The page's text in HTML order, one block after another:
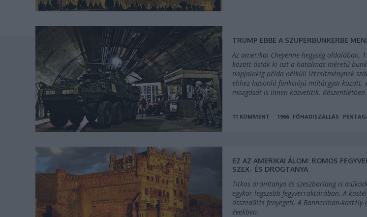
TRUMP EBBE A SZUPERBUNKERBE
Az amerikai Cheyenne-hegység oldalában,
között ásták ki azt a hatalmas méretű
napjainkig példa nélküli létesítménynek
ehhez hasonló funkciójú műtárgyai között.
mozgását is innen közvetítik.
11 KOMMENT 1966 FŐHADISZÁLLÁS
EZ AZ AMERIKAI ÁLOM: ROMOS
SZEX- ÉS DROGTANYA
Titkos örömtanya és szeszbarlang is
egykor legszebb fegyverraktárában. A
összedőlés fenyegeti. A Bannerman-kastély
években.